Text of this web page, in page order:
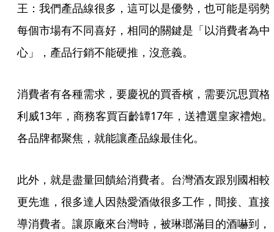
王：我們產品線很多，這可以是優勢，也可能是弱勢
每個市場有不同喜好，相同的關鍵是「以消費者為中
心」，產品行銷不能硬推，沒意義。
消費者有各種需求，要慶祝的買香檳，需要沉思買格
利威13年，商務客買百齡罈17年，送禮選皇家禮炮。
各品牌都聚焦，就能讓產品線最佳化。
此外，就是盡量回饋給消費者。台灣酒友跟別國相較
更先進，很多達人因熱愛酒做很多工作，間接、直接
導消費者。讓原廠來台灣時，被琳瑯滿目的酒嚇到，